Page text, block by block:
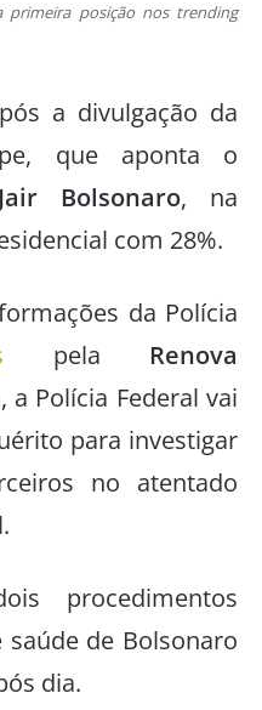
primeira posição nos trending
a divulgação da
que aponta o
Jair Bolsonaro, na
com 28%.
da Polícia
pela Renova
a Polícia Federal vai
para investigar
no atentado
procedimentos
de Bolsonaro
dia.